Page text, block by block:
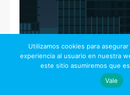
Utilizamos cookies para
experiencia al usuario en nuestra
este sitio asumiremos que
Vale